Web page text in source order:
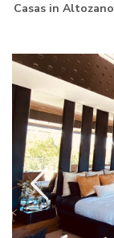
Casas in Altozano